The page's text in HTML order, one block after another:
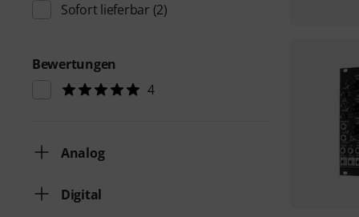
Sofort lieferbar (2)
Bewertungen
4
Analog
Digital